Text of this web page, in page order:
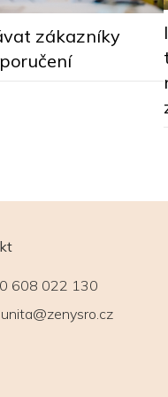
zákazníky
608 022 130